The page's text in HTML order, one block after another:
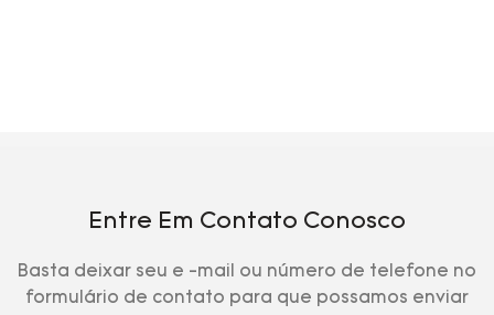
Entre Em Contato Conosco
Basta deixar seu e -mail ou número de telefone no
formulário de contato para que possamos enviar